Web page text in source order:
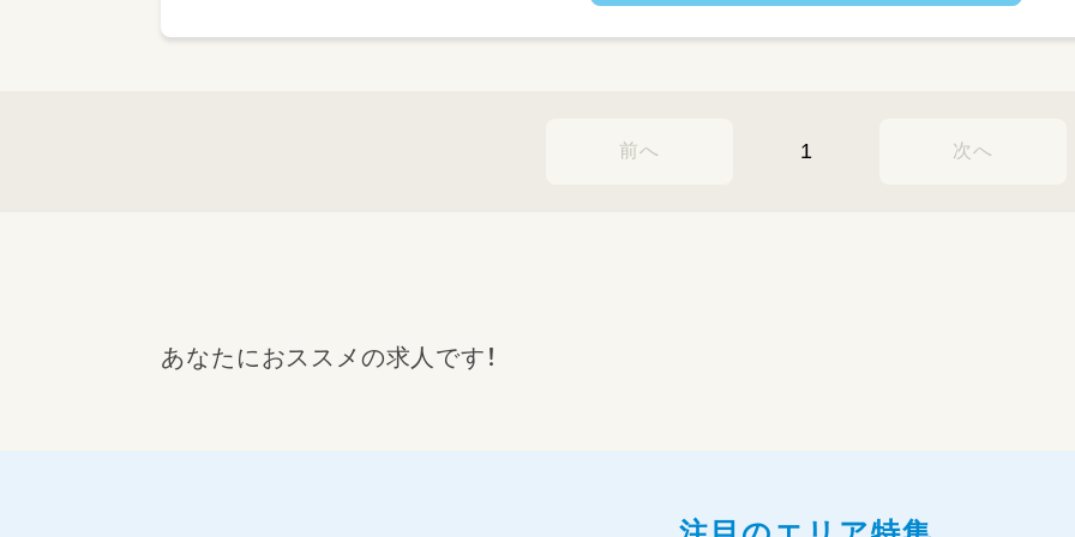
・送迎業務 等
前へ 1 次へ
あなたにおススメの求人です！